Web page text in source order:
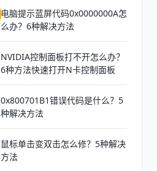
电脑提示蓝屏代码0x0000000A怎
么办？6种解决方法
NVIDIA控制面板打不开怎么办？
6种方法快速打开N卡控制面板
0x800701B1错误代码是什么？5
种解决方法
鼠标单击变双击怎么修？5种解决
方法